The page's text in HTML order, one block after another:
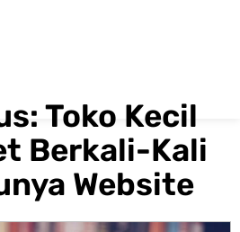
Toko Kecil
Berkali-Kali
Website